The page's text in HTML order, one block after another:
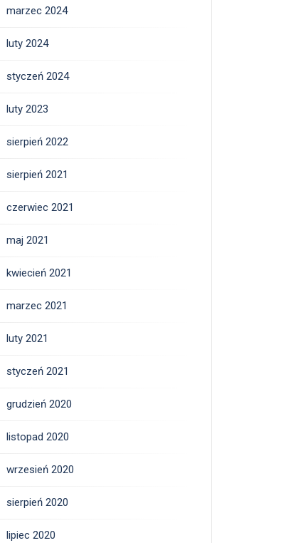
marzec 2024
luty 2024
styczeń 2024
luty 2023
sierpień 2022
sierpień 2021
czerwiec 2021
maj 2021
kwiecień 2021
marzec 2021
luty 2021
styczeń 2021
grudzień 2020
listopad 2020
wrzesień 2020
sierpień 2020
lipiec 2020